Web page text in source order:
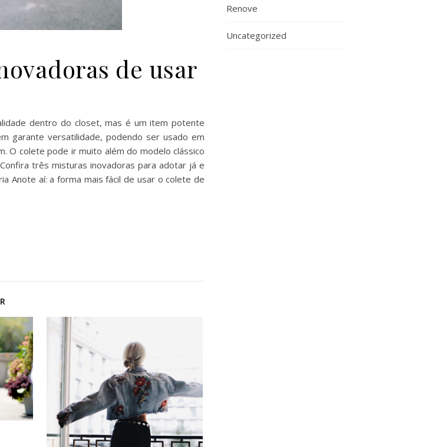
de usar
dentro do closet, mas é um item potente
garante versatilidade, podendo ser usado em
O colete pode ir muito além do modelo clássico
três misturas inovadoras para adotar já e
Anote aí: a forma mais fácil de usar o colete de
Renove
Uncategorized